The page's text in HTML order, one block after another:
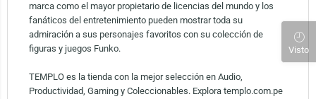
marca como el mayor propietario de licencias del mundo y los
fanáticos del entretenimiento pueden mostrar toda su
admiración a sus personajes favoritos con su colección de
figuras y juegos Funko.
TEMPLO es la tienda con la mejor selección en Audio,
Productividad, Gaming y Coleccionables. Explora templo.com.pe
Visto